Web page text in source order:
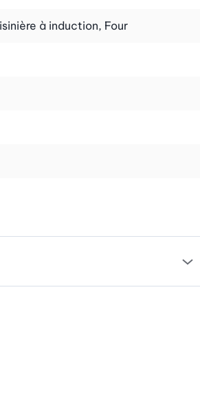
à induction, Four